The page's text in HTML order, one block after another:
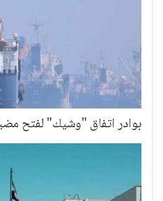
بوادر اتفاق "وشيك" لفتح